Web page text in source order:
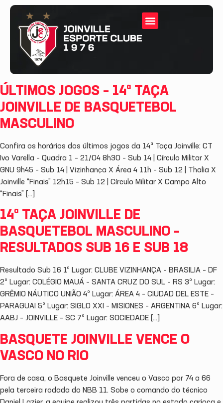
ÚLTIMOS JOGOS – 14ª TAÇA
JOINVILLE DE BASQUETEBOL
MASCULINO
Confira os horários dos últimos jogos da 14ª Taça Joinville: CT
Ivo Varella – Quadra 1 – 21/04 8h30 – Sub 14 | Círculo Militar X
GNU 9h45 – Sub 14 | Vizinhança X Área 4 11h – Sub 12 | Thalia X
Joinville “Finais” 12h15 – Sub 12 | Círculo Militar X Campo Alto
“Finais” […]
14ª TAÇA JOINVILLE DE
BASQUETEBOL MASCULINO –
RESULTADOS SUB 16 E SUB 18
Resultado Sub 16 1º Lugar: CLUBE VIZINHANÇA – BRASILIA – DF
2º Lugar: COLÉGIO MAUÁ – SANTA CRUZ DO SUL – RS 3º Lugar:
GRÊMIO NÁUTICO UNIÃO 4º Lugar: ÁREA 4 – CIUDAD DEL ESTE –
PARAGUAI 5º Lugar: SIGLO XXI – MISIONES – ARGENTINA 6º Lugar:
AABJ – JOINVILLE – SC 7º Lugar: SOCIEDADE […]
BASQUETE JOINVILLE VENCE O
VASCO NO RIO
Fora de casa, o Basquete Joinville venceu o Vasco por 74 a 66
pela terceira rodada do NBB 11. Sobe o comando do técnico